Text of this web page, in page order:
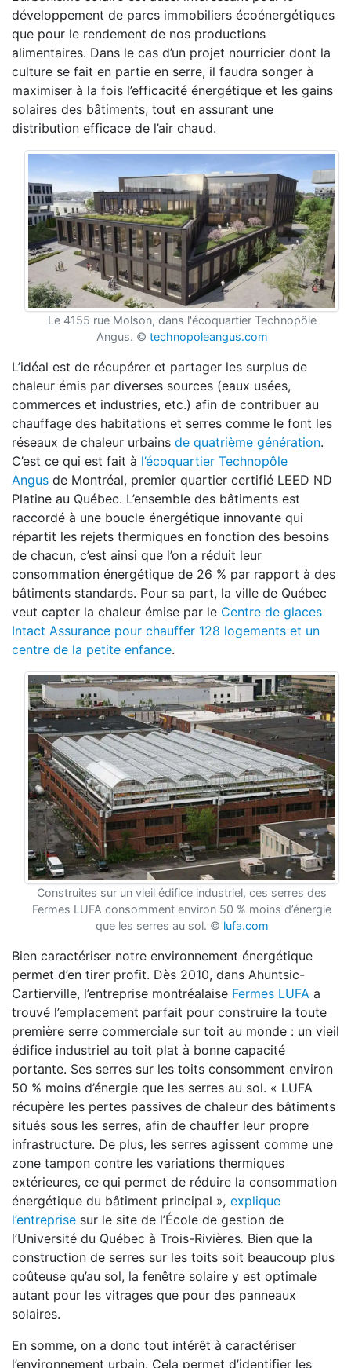
développement de parcs immobiliers écoénergétiques
que pour le rendement de nos productions
alimentaires. Dans le cas d’un projet nourricier dont la
culture se fait en partie en serre, il faudra songer à
maximiser à la fois l’efficacité énergétique et les gains
solaires des bâtiments, tout en assurant une
distribution efficace de l’air chaud.
Le 4155 rue Molson, dans l'écoquartier Technopôle
Angus. © technopoleangus.com
L’idéal est de récupérer et partager les surplus de
chaleur émis par diverses sources (eaux usées,
commerces et industries, etc.) afin de contribuer au
chauffage des habitations et serres comme le font les
réseaux de chaleur urbains de quatrième génération.
C’est ce qui est fait à l’écoquartier Technopôle
Angus de Montréal, premier quartier certifié LEED ND
Platine au Québec. L’ensemble des bâtiments est
raccordé à une boucle énergétique innovante qui
répartit les rejets thermiques en fonction des besoins
de chacun, c’est ainsi que l’on a réduit leur
consommation énergétique de 26 % par rapport à des
bâtiments standards. Pour sa part, la ville de Québec
veut capter la chaleur émise par le Centre de glaces
Intact Assurance pour chauffer 128 logements et un
centre de la petite enfance.
Construites sur un vieil édifice industriel, ces serres des
Fermes LUFA consomment environ 50 % moins d’énergie
que les serres au sol. © lufa.com
Bien caractériser notre environnement énergétique
permet d’en tirer profit. Dès 2010, dans Ahuntsic-
Cartierville, l’entreprise montréalaise Fermes LUFA a
trouvé l’emplacement parfait pour construire la toute
première serre commerciale sur toit au monde : un vieil
édifice industriel au toit plat à bonne capacité
portante. Ses serres sur les toits consomment environ
50 % moins d’énergie que les serres au sol. « LUFA
récupère les pertes passives de chaleur des bâtiments
situés sous les serres, afin de chauffer leur propre
infrastructure. De plus, les serres agissent comme une
zone tampon contre les variations thermiques
extérieures, ce qui permet de réduire la consommation
énergétique du bâtiment principal », explique
l’entreprise sur le site de l’École de gestion de
l’Université du Québec à Trois-Rivières. Bien que la
construction de serres sur les toits soit beaucoup plus
coûteuse qu’au sol, la fenêtre solaire y est optimale
autant pour les vitrages que pour des panneaux
solaires.
En somme, on a donc tout intérêt à caractériser
l’environnement urbain. Cela permet d’identifier les